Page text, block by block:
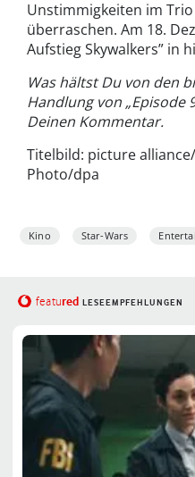
Unstimmigkeiten im
überraschen. Am 18.
Aufstieg Skywalkers” in
Was hältst Du von den
Handlung von „Episode
Deinen Kommentar.
Titelbild: picture
Photo/dpa
Kino Star-Wars
featured LESEEMPFEHLUNGEN